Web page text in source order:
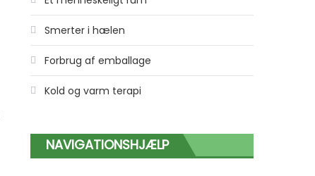
Smerter i hælen
Forbrug af emballage
Kold og varm terapi
NAVIGATIONSHJÆLP